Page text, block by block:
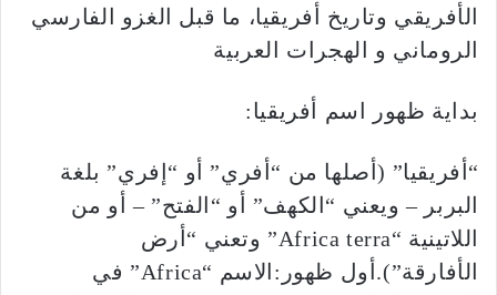
الأفريقي وتاريخ أفريقيا، ما قبل الغزو الفارسي
الروماني و الهجرات العربية
بداية ظهور اسم أفريقيا:
“أفريقيا” (أصلها من “أفري” أو “إفري” بلغة
البربر – ويعني “الكهف” أو “الفتح” – أو من
اللاتينية “Africa terra” وتعني “أرض
الأفارقة”).أول ظهور:الاسم “Africa” في